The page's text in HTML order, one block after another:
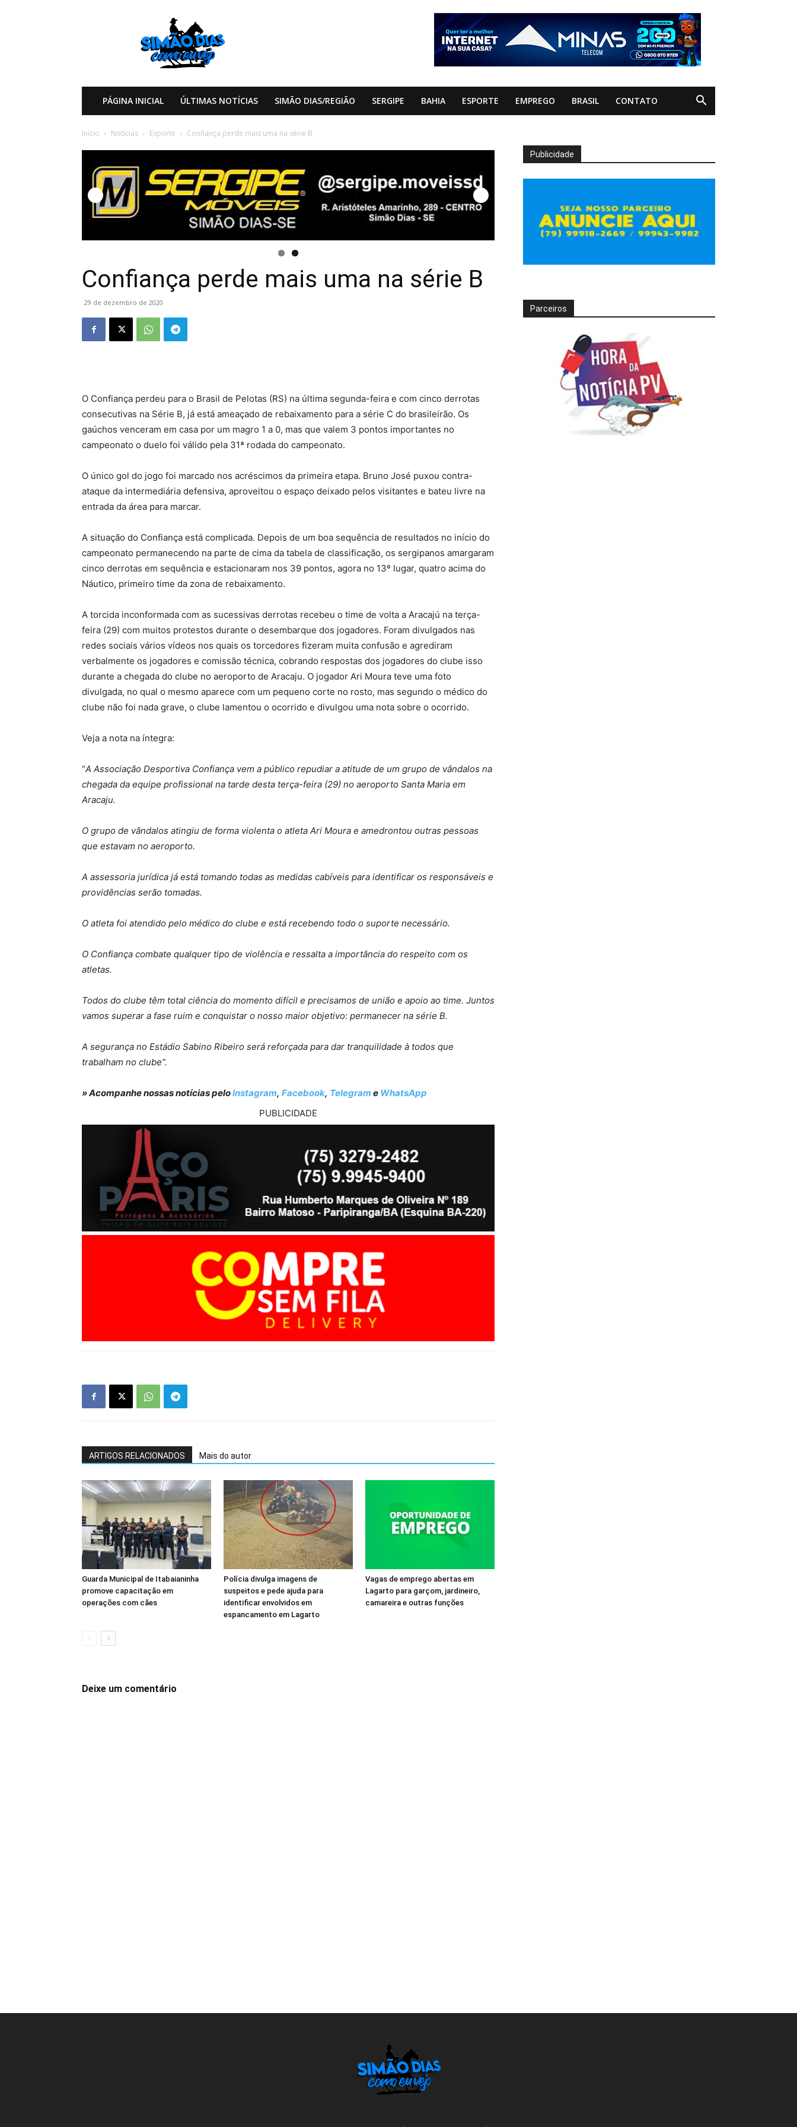
PÁGINA INICIAL ÚLTIMAS NOTÍCIAS SIMÃO DIAS/REGIÃO SERGIPE BAHIA ESPORTE EMPREGO BRASIL CONTATO
Início Notícias Esporte Confiança perde mais uma na série B
Confiança perde mais uma na série B
29 de dezembro de 2020
O Confiança perdeu para o Brasil de Pelotas (RS) na última segunda-feira e com cinco derrotas
consecutivas na Série B, já está ameaçado de rebaixamento para a série C do brasileirão. Os
gaúchos venceram em casa por um magro 1 a 0, mas que valem 3 pontos importantes no
campeonato o duelo foi válido pela 31ª rodada do campeonato.
O único gol do jogo foi marcado nos acréscimos da primeira etapa. Bruno José puxou contra-
ataque da intermediária defensiva, aproveitou o espaço deixado pelos visitantes e bateu livre na
entrada da área para marcar.
A situação do Confiança está complicada. Depois de um boa sequência de resultados no início do
campeonato permanecendo na parte de cima da tabela de classificação, os sergipanos amargaram
cinco derrotas em sequência e estacionaram nos 39 pontos, agora no 13º lugar, quatro acima do
Náutico, primeiro time da zona de rebaixamento.
A torcida inconformada com as sucessivas derrotas recebeu o time de volta a Aracajú na terça-
feira (29) com muitos protestos durante o desembarque dos jogadores. Foram divulgados nas
redes sociais vários vídeos nos quais os torcedores fizeram muita confusão e agrediram
verbalmente os jogadores e comissão técnica, cobrando respostas dos jogadores do clube isso
durante a chegada do clube no aeroporto de Aracaju. O jogador Ari Moura teve uma foto
divulgada, no qual o mesmo aparece com um pequeno corte no rosto, mas segundo o médico do
clube não foi nada grave, o clube lamentou o ocorrido e divulgou uma nota sobre o ocorrido.
Veja a nota na íntegra:
“A Associação Desportiva Confiança vem a público repudiar a atitude de um grupo de vândalos na
chegada da equipe profissional na tarde desta terça-feira (29) no aeroporto Santa Maria em
Aracaju.
O grupo de vândalos atingiu de forma violenta o atleta Ari Moura e amedrontou outras pessoas
que estavam no aeroporto.
A assessoria jurídica já está tomando todas as medidas cabíveis para identificar os responsáveis e
providências serão tomadas.
O atleta foi atendido pelo médico do clube e está recebendo todo o suporte necessário.
O Confiança combate qualquer tipo de violência e ressalta a importância do respeito com os
atletas.
Todos do clube têm total ciência do momento difícil e precisamos de união e apoio ao time. Juntos
vamos superar a fase ruim e conquistar o nosso maior objetivo: permanecer na série B.
A segurança no Estádio Sabino Ribeiro será reforçada para dar tranquilidade à todos que
trabalham no clube”.
» Acompanhe nossas notícias peloInstagram, Facebook, Telegram e WhatsApp
PUBLICIDADE
ARTIGOS RELACIONADOS Mais do autor
Guarda Municipal de Itabaianinha
promove capacitação em
operações com cães
Polícia divulga imagens de
suspeitos e pede ajuda para
identificar envolvidos em
espancamento em Lagarto
Vagas de emprego abertas em
Lagarto para garçom, jardineiro,
camareira e outras funções
Deixe um comentário
Publicidade
Parceiros